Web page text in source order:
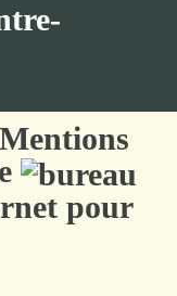
Mentions
pour